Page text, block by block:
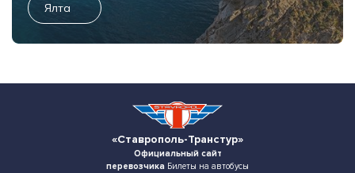
Ялта
«Ставрополь-Транстур»
Официальный сайт
перевозчика Билеты на автобусы